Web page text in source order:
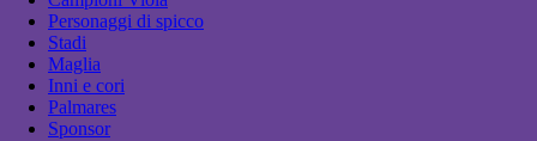
Personaggi di spicco
Stadi
Maglia
Inni e cori
Palmares
Sponsor